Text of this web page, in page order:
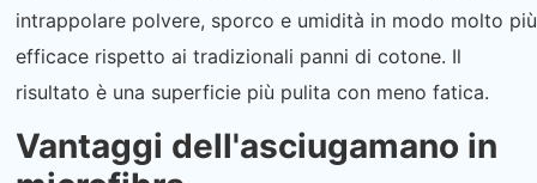
intrappolare polvere, sporco e umidità in modo molto più
efficace rispetto ai tradizionali panni di cotone. Il
risultato è una superficie più pulita con meno fatica.
Vantaggi dell'asciugamano in